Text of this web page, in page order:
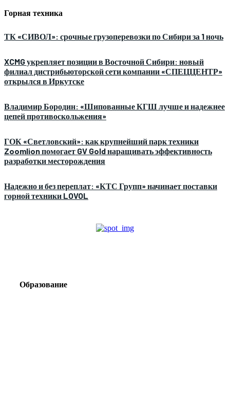
Горная техника
ТК «СИВОЛ»: срочные грузоперевозки по Сибири за 1 ночь
XCMG укрепляет позиции в Восточной Сибири: новый
филиал дистрибьюторской сети компании «СПЕЦЦЕНТР»
открылся в Иркутске
Владимир Бородин: «Шипованные КГШ лучше и надежнее
цепей противоскольжения»
ГОК «Светловский»: как крупнейший парк техники
Zoomlion помогает GV Gold наращивать эффективность
разработки месторождения
Надежно и без переплат: «КТС Групп» начинает поставки
горной техники LOVOL
Образование